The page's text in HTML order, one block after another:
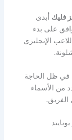
فليك أبدى
على بدء
الإنجليزي
في ظل الحاجة
من الأسماء